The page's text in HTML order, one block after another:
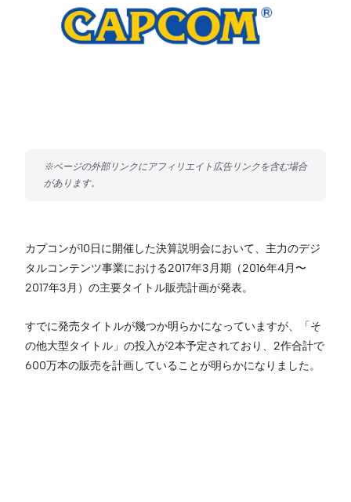
カプコンが10日に開催した決算説明会において、主力のデジ
タルコンテンツ事業における2017年3月期（2016年4月〜
2017年3月）の主要タイトル販売計画が発表。
すでに発売タイトルが幾つか明らかになっていますが、「そ
の他大型タイトル」の投入が2本予定されており、2作合計で
600万本の販売を計画していることが明らかになりました。